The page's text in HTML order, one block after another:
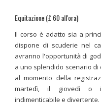
Equitazione (£ 60 all'ora)
Il corso è adatto sia a
dispone di scuderie nel
avranno l'opportunità di
a uno splendido scenario di
al momento della
martedì, il giovedì o
indimenticabile e divertente.